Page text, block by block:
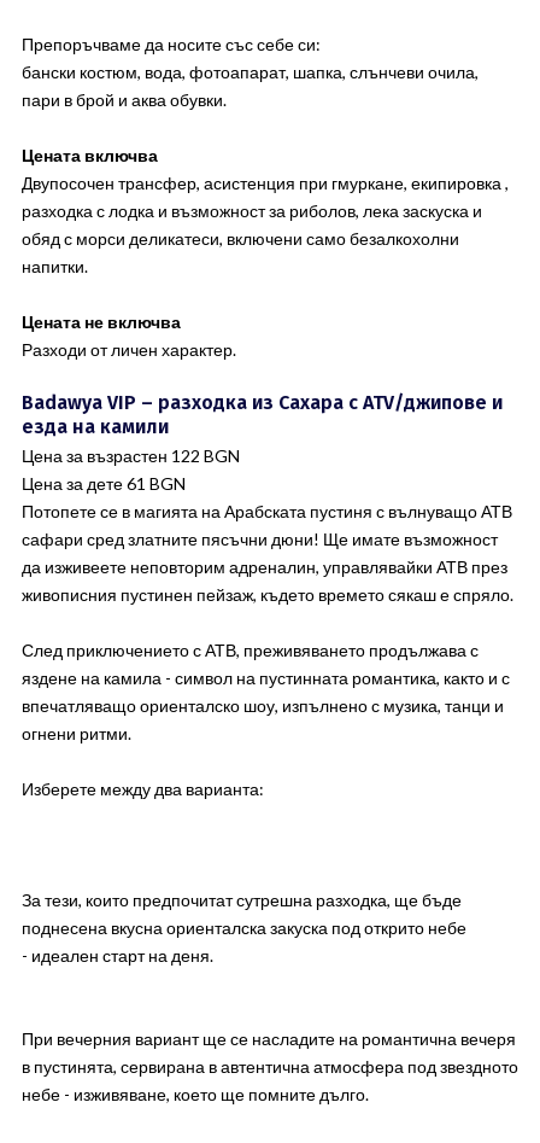
Препоръчваме да носите със себе си:
бански костюм, вода, фотоапарат, шапка, слънчеви очила,
пари в брой и аква обувки.
Цената включва
Двупосочен трансфер, асистенция при гмуркане, екипировка ,
разходка с лодка и възможност за риболов, лека заскуска и
обяд с морси деликатеси, включени само безалкохолни
напитки.
Цената не включва
Разходи от личен характер.
Badawya VIP – разходка из Сахара с ATV/джипове и
езда на камили
Цена за възрастен 122 BGN
Цена за дете 61 BGN
Потопете се в магията на Арабската пустиня с вълнуващо АТВ
сафари сред златните пясъчни дюни! Ще имате възможност
да изживеете неповторим адреналин, управлявайки АТВ през
живописния пустинен пейзаж, където времето сякаш е спряло.
След приключението с АТВ, преживяването продължава с
яздене на камила - символ на пустинната романтика, както и с
впечатляващо ориенталско шоу, изпълнено с музика, танци и
огнени ритми.
Изберете между два варианта:
За тези, които предпочитат сутрешна разходка, ще бъде
поднесена вкусна ориенталска закуска под открито небе
- идеален старт на деня.
При вечерния вариант ще се насладите на романтична вечеря
в пустинята, сервирана в автентична атмосфера под звездното
небе - изживяване, което ще помните дълго.